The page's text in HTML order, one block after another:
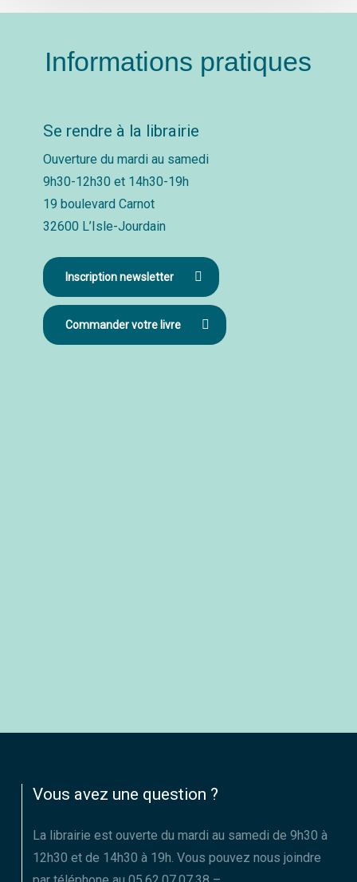
Informations pratiques
Se rendre à la librairie
Ouverture du mardi au samedi
9h30-12h30 et 14h30-19h
19 boulevard Carnot
32600 L’Isle-Jourdain
Inscription newsletter
Commander votre livre
Vous avez une question ?
La librairie est ouverte du mardi au samedi de 9h30 à
12h30 et de 14h30 à 19h. Vous pouvez nous joindre